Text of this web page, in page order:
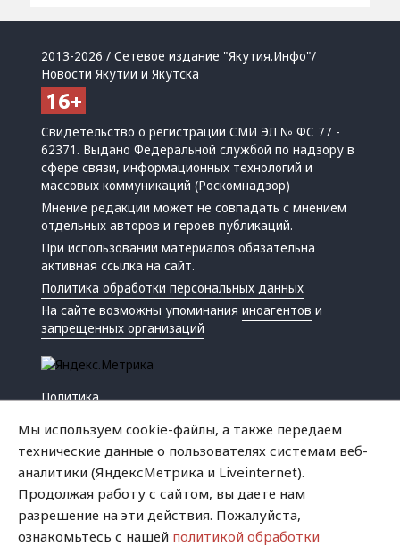
2013-2026 / Сетевое издание "Якутия.Инфо"/
Новости Якутии и Якутска
Свидетельство о регистрации СМИ ЭЛ № ФС 77 -
62371. Выдано Федеральной службой по надзору в
сфере связи, информационных технологий и
массовых коммуникаций (Роскомнадзор)
Мнение редакции может не совпадать с мнением
отдельных авторов и героев публикаций.
При использовании материалов обязательна
активная ссылка на сайт.
Политика обработки персональных данных
На сайте возможны упоминанияиноагентов и
запрещенных организаций
Политика
Криминал
Мы используем cookie-файлы, а также передаем
технические данные о пользователях системам веб-
аналитики (ЯндексМетрика и Liveinternet).
Продолжая работу с сайтом, вы даете нам
разрешение на эти действия. Пожалуйста,
ознакомьтесь с нашей политикой обработки